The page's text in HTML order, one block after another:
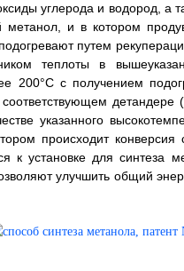
углерода и водород, а
метанол, и в котором
путем
теплоты в
200°С с получением
указанного
происходит
к установке для синтеза
улучшить общий